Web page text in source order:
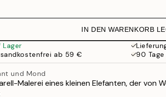
IN DEN WARENKORB
Lager
ab 59 €
90
und Mond
Malerei eines kleinen Elefanten, der von